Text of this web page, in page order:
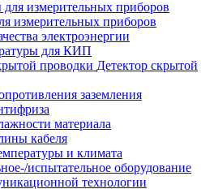
измерительных приборов
электроэнергии
для КИП
Детектор скрытой
заземления
материала
кабеля
и климата